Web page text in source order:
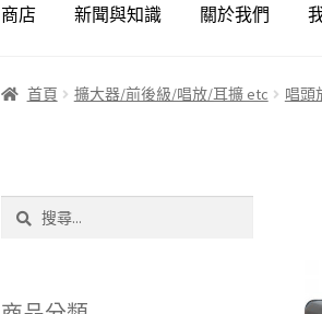
列
內
商店 新聞與知識 關於我們
首頁 擴大器/前後級/唱放/耳擴 etc 唱頭
字: